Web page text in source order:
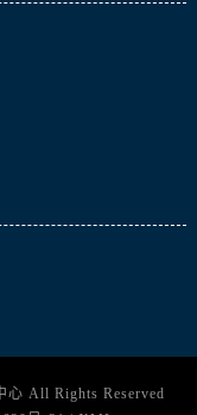
江西省景德镇市珠山区珠山中路浪琴售后服务中心（需提前预约）
江西省上饶市信州区滨江西路浪琴售后服务中心（需提前预约）
江西省新余市渝水区北湖西路浪琴售后服务中心（需提前预约）
心 All Rights Reserved